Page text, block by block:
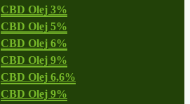
CBD Olej 3%
CBD Olej 5%
CBD Olej 6%
CBD Olej 9%
CBD Olej 6,6%
CBD Olej 9%